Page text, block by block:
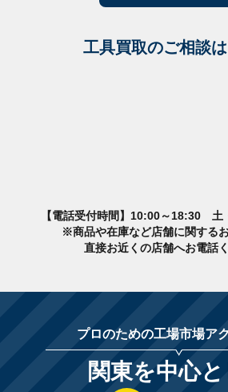
工具買取のご相談
【電話受付時間】10:00～18:30 土
※商品や在庫など店舗に関する
直接お近くの店舗へお電話く
プロのための工場市場ア
関東を中心